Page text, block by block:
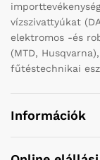
vízszivattyúkat
elektromos -és
(MTD,
fűtéstechnikai
Információk